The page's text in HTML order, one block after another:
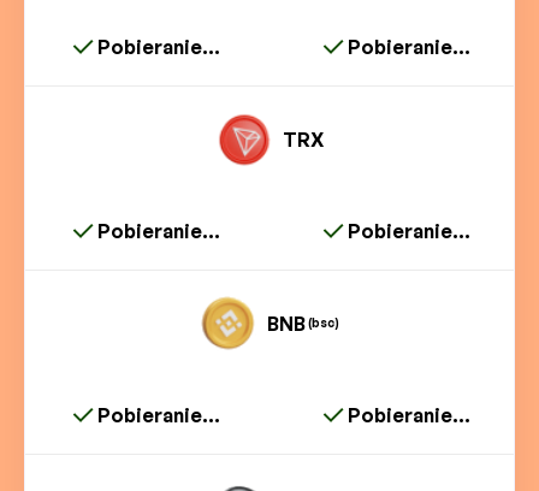
Pobieranie... Pobieranie...
TRX
Pobieranie... Pobieranie...
BNB(bsc)
Pobieranie... Pobieranie...